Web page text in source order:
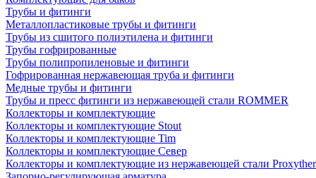
Трубы и фитинги
Металлопластиковые трубы и фитинги
Трубы из сшитого полиэтилена и фитинги
Трубы гофрированные
Трубы полипропиленовые и фитинги
Гофрированная нержавеющая труба и фитинги
Медные трубы и фитинги
Трубы и пресс фитинги из нержавеющей стали ROMMER
Коллекторы и комплектующие
Коллекторы и комплектующие Stout
Коллекторы и комплектующие Tim
Коллекторы и комплектующие Север
Коллекторы и комплектующие из нержавеющей стали